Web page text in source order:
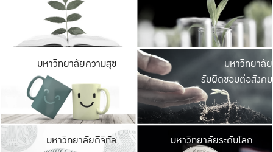
มีพื้นที่เขียวสดใส
เป็นป่าในเมือง เกษต
มหาวิทยาลัยความสุข มหาวิ
ค
เปิดประ
และพบเรื่องราวใ
มหาวิทยาลัย
รับผิดชอบต่อสังคม
มหาวิทยาลัยดิจิทัล มหาวิ
มหาวิทยาลัยระดับโลก